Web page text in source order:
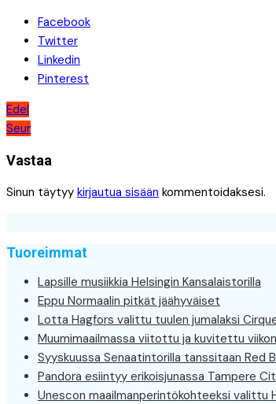
Facebook
Twitter
Linkedin
Pinterest
Artikkelien
selaus
Edel
Seur
Vastaa
Sinun täytyy kirjautua sisään kommentoidaksesi.
Tuoreimmat
Lapsille musiikkia Helsingin Kansalaistorilla
Eppu Normaalin pitkät jäähyväiset
Lotta Hagfors valittu tuulen jumalaksi
Muumimaailmassa viitottu ja kuvitettu
Syyskuussa Senaatintorilla tanssitaan Red
Pandora esiintyy erikoisjunassa Tampere
Unescon maailmanperintökohteeksi valittu